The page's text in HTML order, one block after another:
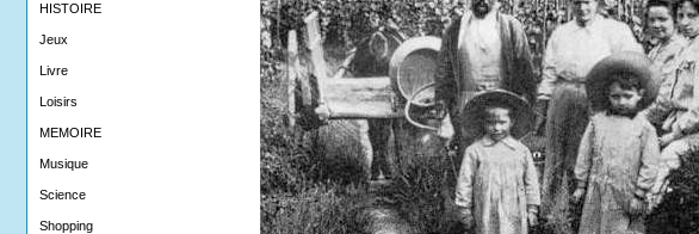
HISTOIRE
Jeux
Livre
Loisirs
MEMOIRE
Musique
Science
Shopping